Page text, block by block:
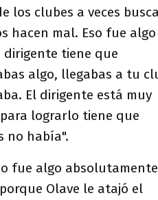
los clubes a veces
hacen mal. Eso fue algo
tiene que
algo, llegabas a tu
El dirigente está muy
lograrlo tiene que
no había".
fue algo absolutamente
Olave le atajó el